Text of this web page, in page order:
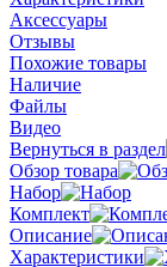
Аксессуары
Отзывы
Похожие товары
Наличие
Файлы
Видео
Вернуться в раздел
Обзор товара
Набор
Комплект
Описание
Характеристики